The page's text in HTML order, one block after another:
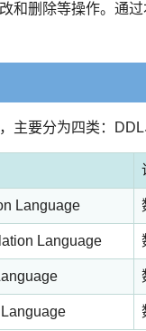
和删除等操作。通
主要分为四类：DDL
Language
Language